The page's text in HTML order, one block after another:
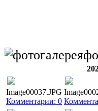
Image00037.JPG
Комментарии: 0